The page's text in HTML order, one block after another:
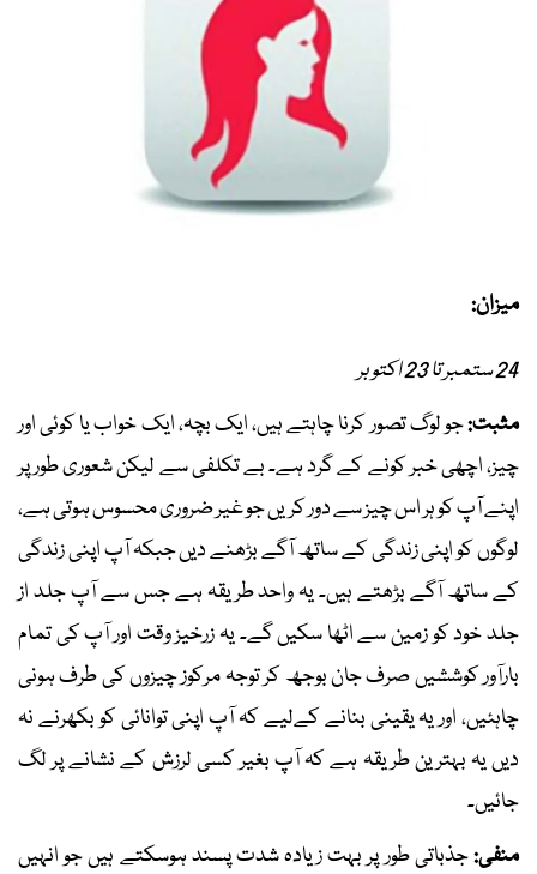
میزان:
24 ستمبر تا 23 اکتوبر
مثبت:جو لوگ تصور کرنا چاہتے ہیں، ایک بچہ، ایک خواب یا کوئی اور
چیز، اچھی خبر کونے کے گرد ہے۔ بے تکلفی سے لیکن شعوری طور پر
اپنے آپ کو ہر اس چیز سے دور کریں جو غیر ضروری محسوس ہوتی ہے،
لوگوں کو اپنی زندگی کے ساتھ آگے بڑھنے دیں جبکہ آپ اپنی زندگی
کے ساتھ آگے بڑھتے ہیں۔ یہ واحد طریقہ ہے جس سے آپ جلد از
جلد خود کو زمین سے اٹھا سکیں گے۔ یہ زرخیز وقت اور آپ کی تمام
بارآور کوششیں صرف جان بوجھ کر توجہ مرکوز چیزوں کی طرف ہونی
چاہئیں، اور یہ یقینی بنانے کےلیے کہ آپ اپنی توانائی کو بکھرنے نہ
دیں یہ بہترین طریقہ ہے کہ آپ بغیر کسی لرزش کے نشانے پر لگ
جائیں۔
منفی:جذباتی طور پر بہت زیادہ شدت پسند ہوسکتے ہیں جو انہیں